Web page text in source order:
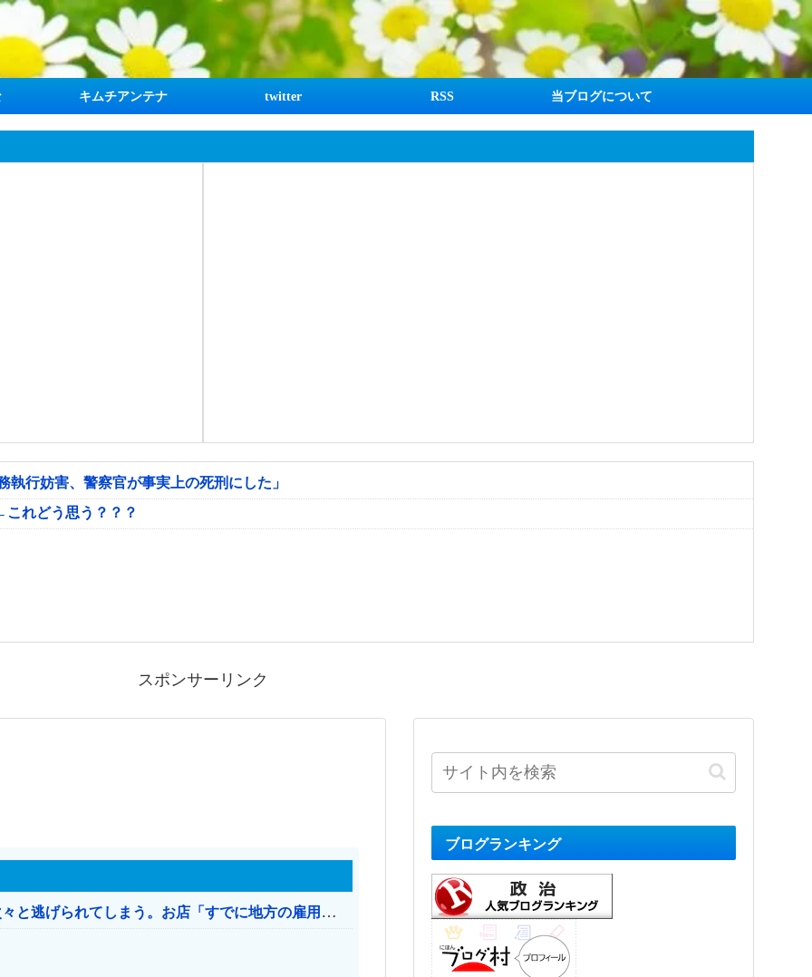
キムチアンテナ twitter RSS 当ブログについて
行妨害、警察官が事実上の死刑にした」
れどう思う？？？
スポンサーリンク
日本のお店、時給1500円でもミャンマー人に次々と逃げられてしまう。お店「すでに地方の雇用は崩壊」
ブログランキング